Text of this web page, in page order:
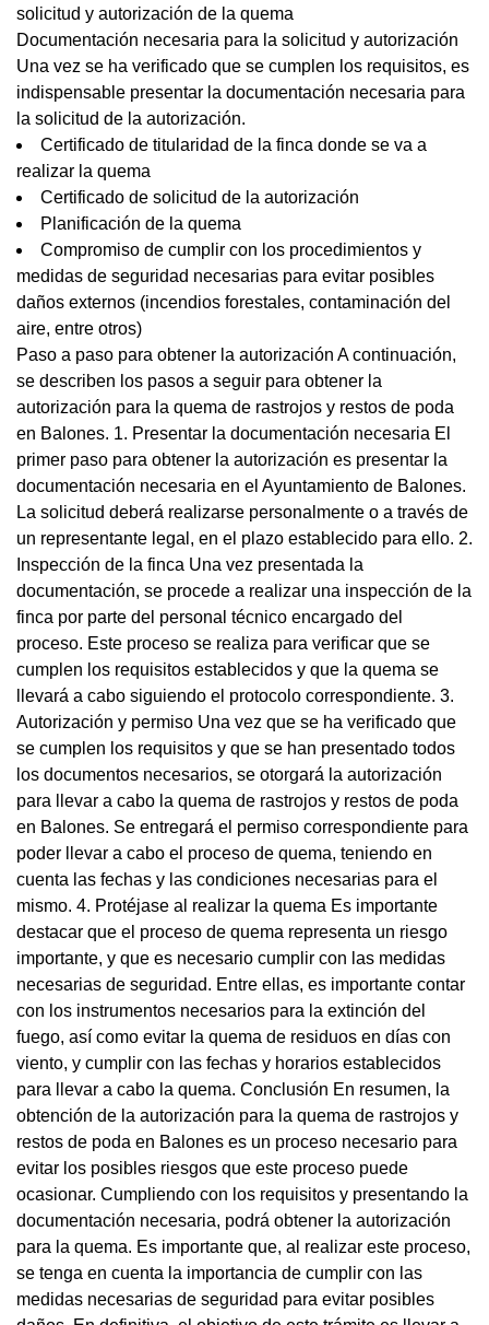
solicitud y autorización de la quema
Documentación necesaria para la solicitud y autorización
Una vez se ha verificado que se cumplen los requisitos, es
indispensable presentar la documentación necesaria para
la solicitud de la autorización.
Certificado de titularidad de la finca donde se va a
realizar la quema
Certificado de solicitud de la autorización
Planificación de la quema
Compromiso de cumplir con los procedimientos y
medidas de seguridad necesarias para evitar posibles
daños externos (incendios forestales, contaminación del
aire, entre otros)
Paso a paso para obtener la autorización A continuación,
se describen los pasos a seguir para obtener la
autorización para la quema de rastrojos y restos de poda
en Balones. 1. Presentar la documentación necesaria El
primer paso para obtener la autorización es presentar la
documentación necesaria en el Ayuntamiento de Balones.
La solicitud deberá realizarse personalmente o a través de
un representante legal, en el plazo establecido para ello. 2.
Inspección de la finca Una vez presentada la
documentación, se procede a realizar una inspección de la
finca por parte del personal técnico encargado del
proceso. Este proceso se realiza para verificar que se
cumplen los requisitos establecidos y que la quema se
llevará a cabo siguiendo el protocolo correspondiente. 3.
Autorización y permiso Una vez que se ha verificado que
se cumplen los requisitos y que se han presentado todos
los documentos necesarios, se otorgará la autorización
para llevar a cabo la quema de rastrojos y restos de poda
en Balones. Se entregará el permiso correspondiente para
poder llevar a cabo el proceso de quema, teniendo en
cuenta las fechas y las condiciones necesarias para el
mismo. 4. Protéjase al realizar la quema Es importante
destacar que el proceso de quema representa un riesgo
importante, y que es necesario cumplir con las medidas
necesarias de seguridad. Entre ellas, es importante contar
con los instrumentos necesarios para la extinción del
fuego, así como evitar la quema de residuos en días con
viento, y cumplir con las fechas y horarios establecidos
para llevar a cabo la quema. Conclusión En resumen, la
obtención de la autorización para la quema de rastrojos y
restos de poda en Balones es un proceso necesario para
evitar los posibles riesgos que este proceso puede
ocasionar. Cumpliendo con los requisitos y presentando la
documentación necesaria, podrá obtener la autorización
para la quema. Es importante que, al realizar este proceso,
se tenga en cuenta la importancia de cumplir con las
medidas necesarias de seguridad para evitar posibles